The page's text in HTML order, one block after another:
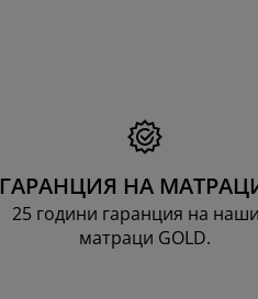
ГАРАНЦИЯ НА
25 години гаранция на
матраци GOLD.